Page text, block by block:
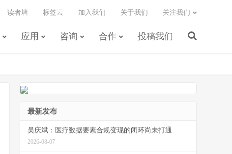
应用 咨询 合作 投稿我们
读者墙 标签云 加入我们 关于我们 关注我们
最新发布
吴庆斌：医疗数据要素合规变现的闭环尚未打通
2026-08-07